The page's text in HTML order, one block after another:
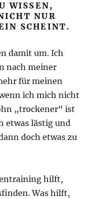
WISSEN,
NUR
SCHEINT.
damit um. Ich
nach meiner
für meinen
ich mich nicht
„trockener“ ist
etwas lästig und
doch etwas zu
hilft,
Was hilft,